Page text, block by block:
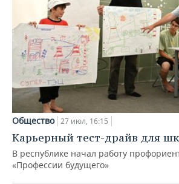
Общество 27 июл, 16:15
Карьерный тест-драйв для
В республике начал работу
«Профессии будущего»